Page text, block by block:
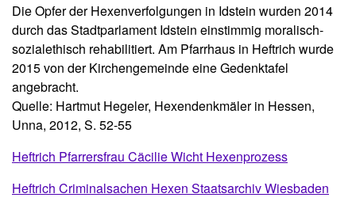
Die Opfer der Hexenverfolgungen in Idstein wurden 2014
durch das Stadtparlament Idstein einstimmig moralisch-
sozialethisch rehabilitiert. Am Pfarrhaus in Heftrich wurde
2015 von der Kirchengemeinde eine Gedenktafel
angebracht.
Quelle: Hartmut Hegeler, Hexendenkmäler in Hessen,
Unna, 2012, S. 52-55
Heftrich Pfarrersfrau Cäcilie Wicht Hexenprozess
Heftrich Criminalsachen Hexen Staatsarchiv Wiesbaden